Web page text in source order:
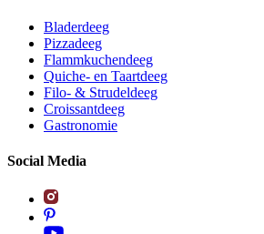
Bladerdeeg
Pizzadeeg
Flammkuchendeeg
Quiche- en Taartdeeg
Filo- & Strudeldeeg
Croissantdeeg
Gastronomie
Social Media